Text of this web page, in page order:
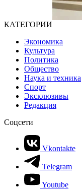
КАТЕГОРИИ
Экономика
Культура
Политика
Общество
Наука и техника
Спорт
Эксклюзивы
Редакция
Соцсети
Vkontakte
Telegram
Youtube